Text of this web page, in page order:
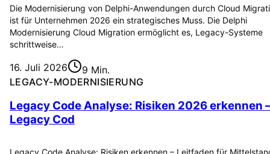
Die Modernisierung von Delphi-Anwendungen durch Cloud
ist für Unternehmen 2026 ein strategisches Muss. Die Delphi
Modernisierung Cloud Migration ermöglicht es, Legacy-Systeme
schrittweise…
16. Juli 2026
9 Min.
LEGACY-MODERNISIERUNG
Legacy Code Analyse: Risiken 2026 erkennen –
Legacy Cod
Legacy Code Analyse: Risiken erkennen – Leitfaden für